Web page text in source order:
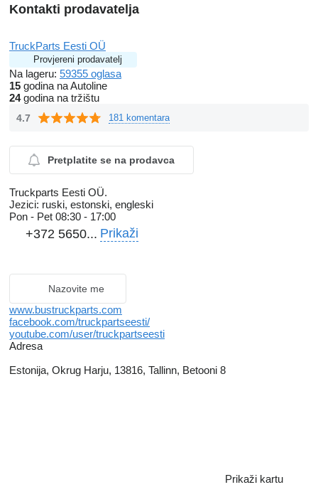
Kontakti prodavatelja
TruckParts Eesti OÜ
Provjereni prodavatelj
Na lageru: 59355 oglasa
15 godina na Autoline
24godina na tržištu
4.7 181 komentara
Pretplatite se na prodavca
Truckparts Eesti OÜ.
Jezici: ruski, estonski, engleski
Pon - Pet 08:30 - 17:00
+372 5650... Prikaži
Nazovite me
www.bustruckparts.com
facebook.com/truckpartseesti/
youtube.com/user/truckpartseesti
Adresa
Estonija, Okrug Harju, 13816, Tallinn, Betooni 8
Prikaži kartu